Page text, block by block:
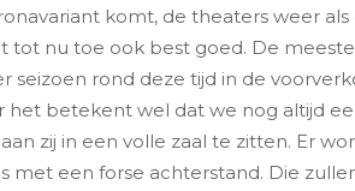
komt, de theaters weer
tot nu toe ook best goed. De
seizoen rond deze tijd in de
het betekent wel dat we nog altijd
zij in een volle zaal te zitten. Er
met een forse achterstand. Die